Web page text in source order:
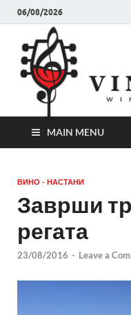
06/08/2026
MAIN MENU
ВИНО - НАСТАНИ
Заврши
регата
23/08/2016 - Leave a